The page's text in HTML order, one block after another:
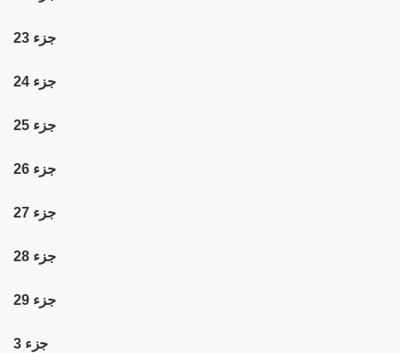
جزء 23
جزء 24
جزء 25
جزء 26
جزء 27
جزء 28
جزء 29
جزء 3